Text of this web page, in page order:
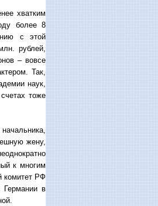
хватким
более 8
с этой
рублей,
– вовсе
Так,
наук,
тоже
жену,
к многим
комитет РФ
Германии в